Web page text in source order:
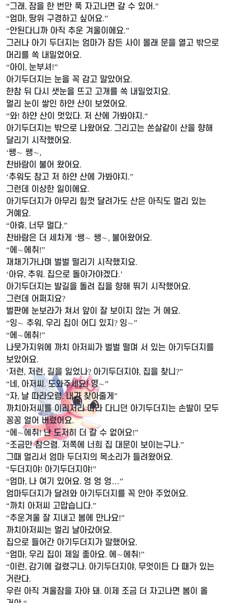
“그래 , 잠을 한 번만 푹 자고나면 갈 수 있어 .”
“엄마, 땅위 구경하고 싶어요.”
“안된다니까 아직 추운 겨울이에요.”
그러나 아기 두더지는 엄마가 잠든 사이 몰래 문을 열고 밖으로
머리를 쏙 내밀었어요.
“아이 , 눈부셔 !”
아기두더지는 눈을 꼭 감고 말았어요.
한참 뒤 다시 샛눈을 뜨고 고개를 쏙 내밀었지요.
멀리 눈이 쌓인 하얀 산이 보였어요.
“와! 하얀 산이 멋있다. 저 산에 가봐야지 .“
아기두더지는 밖으로 나왔어요. 그리고는 쏜살같이 산을 향해
달리기 시작했어요.
‘쌩∼ 쌩∼,
찬바람이 불어 왔어요.
‘추워도 참고 저 하얀 산에 가봐야지 .”
그런데 이상한 일이에요.
아기두더지가 아무리 힘껏 달려가도 산은 아직도 멀리 있는
거예요.
“아휴, 너무 멀다.”
찬바람은 더 세차게 ‘쌩∼ 쌩∼, 불어왔어요.
“에 ∼에취 !”
재채기가나며 벌벌 떨리기 시작했지요.
‘아유, 추워 . 집으로 돌아가야겠다.’
아기두더지는 발길을 돌려 집을 향해 뛰기 시작했어요.
그런데 어쩌지요?
벌판에 눈보라가 쳐서 앞이 잘 보이지 않는 거 에요.
“잉∼ 추워 , 우리 집이 어디 있지 ? 잉∼”
“에 ∼에취 !”
나뭇가지위에 까치 아저씨가 벌벌 떨며 서 있는 아기두더지를
보았어요.
‘저런, 저런, 길을 잃었나? 아기두더지야, 집을 찾니?”
“네 , 아저씨 .도와주세요!잉∼”
“자, 날 따라오렴.내가 찾아줄게 ”
까치아저씨를 이리저리 따라 다니던 아기두더지는 손발이 모두
꽁꽁 얼어 버렸어요.
“에 ∼에취!난 도저히 더 갈 수 없어요!”
“조금만 참으렴. 저쪽에 너희 집 대문이 보이는구나.”
그때 멀리서 엄마 두더지의 목소리가 들려왔어요.
“두더지야! 아기두더지야!”
“엄마, 나 여기 있어요. 엉 엉 엉…”
엄마두더지가 달려와 아기두더지를 꼭 안아 주었어요.
“까치 아저씨 고맙습니다.”
“추운겨울 잘 지내고 봄에 만나요!”
까치아저씨는 멀리 날아갔어요.
집으로 들어간 아기두더지가 말했어요.
“엄마, 우리 집이 제일 좋아요. 에 ∼에취 !”
“이런, 감기에 걸렸구나. 아기두더지야, 무엇이든 다 때가 있는
거란다.
우린 아직 겨울잠을 자야 돼 . 이제 조금 더 자고나면 봄이 올